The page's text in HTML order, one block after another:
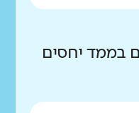
בממד יחסים